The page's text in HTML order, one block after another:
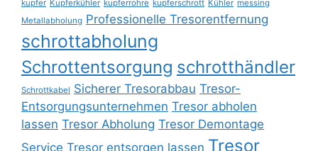
kupfer Kupferkühler kupferrohre kupferschrott Kühler messing
Metallabholung Professionelle Tresorentfernung
schrottabholung
Schrottentsorgung schrotthändler
Schrottkabel Sicherer Tresorabbau Tresor-
Entsorgungsunternehmen Tresor abholen
lassen Tresor Abholung Tresor Demontage
Service Tresor entsorgen lassen Tresor